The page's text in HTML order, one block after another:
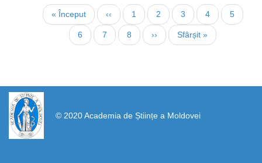
Prima
pagină
« Început
Pagina
anterioară
‹‹ Page
1
Pagina
curentă
2 Page
3 Page
4 Page
5
Page
6 Page
7 Page
8
Pagina
următoare
››
Ultima
pagină
Sfârșit »
© 2020 Academia de Științe a Moldovei
https://propletenie.ru/